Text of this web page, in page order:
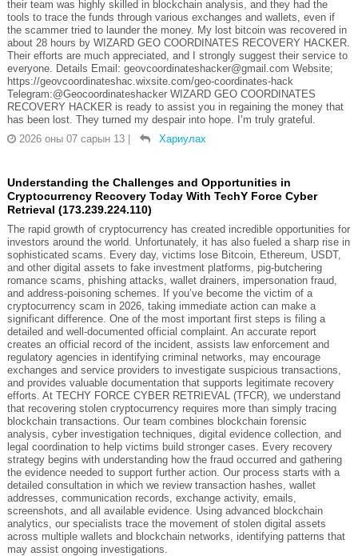
their team was highly skilled in blockchain analysis, and they had the
tools to trace the funds through various exchanges and wallets, even if
the scammer tried to launder the money. My lost bitcoin was recovered in
about 28 hours by WIZARD GEO COORDINATES RECOVERY HACKER.
Their efforts are much appreciated, and I strongly suggest their service to
everyone. Details Email: geovcoordinateshacker@gmail.com Website;
https://geovcoordinateshac.wixsite.com/geo-coordinates-hack
Telegram:@Geocoordinateshacker WIZARD GEO COORDINATES
RECOVERY HACKER is ready to assist you in regaining the money that
has been lost. They turned my despair into hope. I’m truly grateful.
2026 оны 07 сарын 13 | Хариулах
Understanding the Challenges and Opportunities in
Cryptocurrency Recovery Today With TechY Force Cyber
Retrieval (173.239.224.110)
The rapid growth of cryptocurrency has created incredible opportunities for
investors around the world. Unfortunately, it has also fueled a sharp rise in
sophisticated scams. Every day, victims lose Bitcoin, Ethereum, USDT,
and other digital assets to fake investment platforms, pig-butchering
romance scams, phishing attacks, wallet drainers, impersonation fraud,
and address-poisoning schemes. If you’ve become the victim of a
cryptocurrency scam in 2026, taking immediate action can make a
significant difference. One of the most important first steps is filing a
detailed and well-documented official complaint. An accurate report
creates an official record of the incident, assists law enforcement and
regulatory agencies in identifying criminal networks, may encourage
exchanges and service providers to investigate suspicious transactions,
and provides valuable documentation that supports legitimate recovery
efforts. At TECHY FORCE CYBER RETRIEVAL (TFCR), we understand
that recovering stolen cryptocurrency requires more than simply tracing
blockchain transactions. Our team combines blockchain forensic
analysis, cyber investigation techniques, digital evidence collection, and
legal coordination to help victims build stronger cases. Every recovery
strategy begins with understanding how the fraud occurred and gathering
the evidence needed to support further action. Our process starts with a
detailed consultation in which we review transaction hashes, wallet
addresses, communication records, exchange activity, emails,
screenshots, and all available evidence. Using advanced blockchain
analytics, our specialists trace the movement of stolen digital assets
across multiple wallets and blockchain networks, identifying patterns that
may assist ongoing investigations.